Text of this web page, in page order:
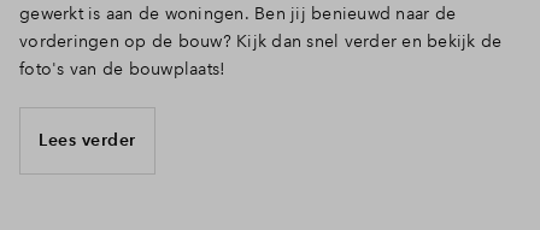
gewerkt is aan de woningen. Ben jij benieuwd naar de
vorderingen op de bouw? Kijk dan snel verder en bekijk de
foto's van de bouwplaats!
Lees verder